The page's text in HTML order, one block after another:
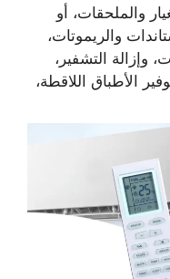
والملحقات، أو
والريموتات،
وإزالة التشفير،
الأطباق اللاقطة،